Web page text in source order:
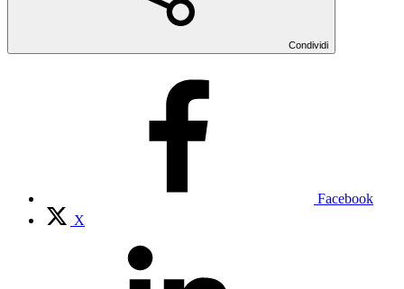
Condividi
Facebook
X